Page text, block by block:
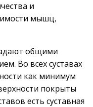
и
мышц,
общими
Во всех суставах
как минимум
покрыты
есть суставная